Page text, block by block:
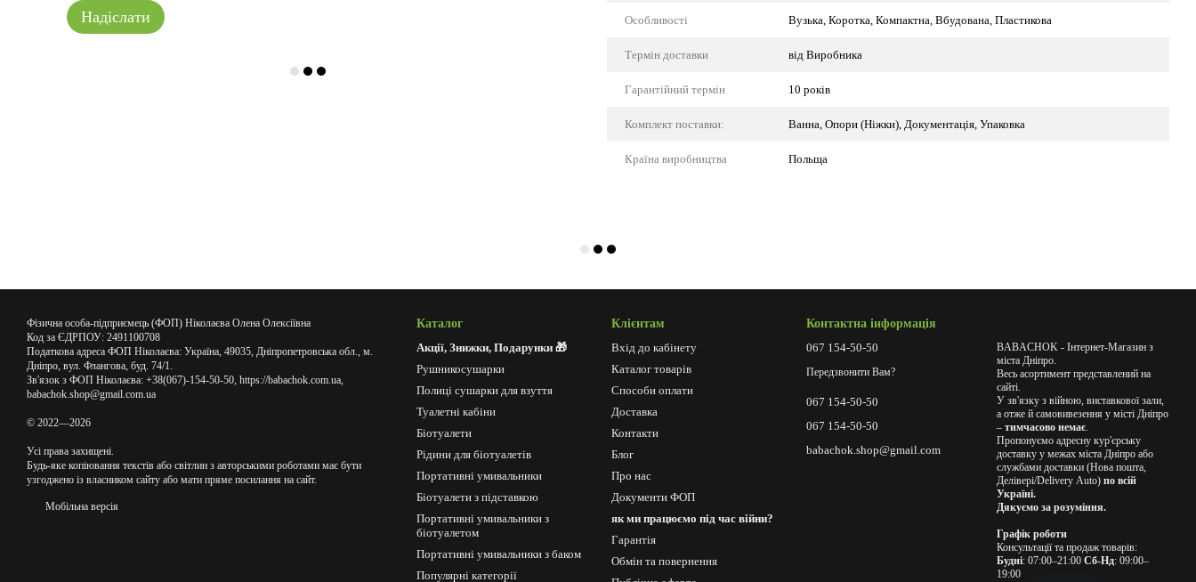
Надіслати Особливості Вузька, Коротка, Компактна, Вбудована, Пластикова
Термін доставки від Виробника
Гарантійний термін 10 років
Комплект поставки: Ванна, Опори (Ніжки), Документація, Упаковка
Країна виробництва Польща
Фізична особа-підприємець (ФОП) Ніколаєва Олена Олексіївна
Код за ЄДРПОУ: 2491100708
Податкова адреса ФОП Ніколаєва: Україна, 49035, Дніпропетровська обл., м.
Дніпро, вул. Флангова, буд. 74/1.
Зв'язок з ФОП Ніколаєва: +38(067)-154-50-50, https://babachok.com.ua,
babachok.shop@gmail.com.ua
© 2022—2026
Усі права захищені.
Будь-яке копіювання текстів або світлин з авторськими роботами має бути
узгоджено із власником сайту або мати пряме посилання на сайт.
Мобільна версія
Каталог
Акції, Знижки, Подарунки 🎁
Рушникосушарки
Полиці сушарки для взуття
Туалетні кабіни
Біотуалети
Рідини для біотуалетів
Портативні умивальники
Біотуалети з підставкою
Портативні умивальники з
біотуалетом
Портативні умивальники з баком
Популярні категорії
Клієнтам
Вхід до кабінету
Каталог товарів
Способи оплати
Доставка
Контакти
Блог
Про нас
Документи ФОП
як ми працюємо під час війни?
Гарантія
Обмін та повернення
Контактна інформація
067 154-50-50
Передзвонити Вам?
067 154-50-50
067 154-50-50
babachok.shop@gmail.com
BABACHOK - Інтернет-Магазин з
міста Дніпро.
Весь асортимент представлений на
сайті.
У зв'язку з війною, виставкової зали,
а отже й самовивезення у місті Дніпро
– тимчасово немає.
Пропонуємо адресну кур'єрську
доставку у межах міста Дніпро або
службами доставки (Нова пошта,
Делівері/Delivery Auto) по всій
Україні.
Дякуємо за розуміння.
Графік роботи
Консультації та продаж товарів:
Будні: 07:00–21:00 Сб-Нд: 09:00–
19:00